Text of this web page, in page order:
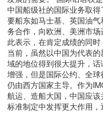
中国船级社的国际业务取
要船东如马士基、英国油
务合作，向欧洲、美洲市
此表示，在肯定成绩的同
当前，虽然以中国为代表
域的地位得到很大提升，
增强，但是国际公约、全
仍由西方国家主导。作为
航运、造船大国，中国应
标准制定中发挥更大作用，